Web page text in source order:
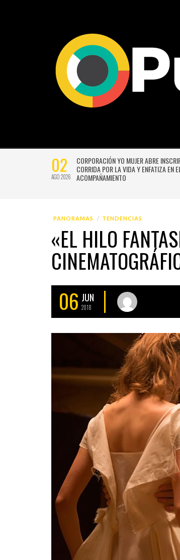
02
AGO 2026
CORPORACIÓN YO MUJER ABRE
CORRIDA POR LA VIDA Y ENFATIZA EN
ACOMPAÑAMIENTO
PANORAMAS TENDENCIAS
«EL HILO
06 JUN
2018